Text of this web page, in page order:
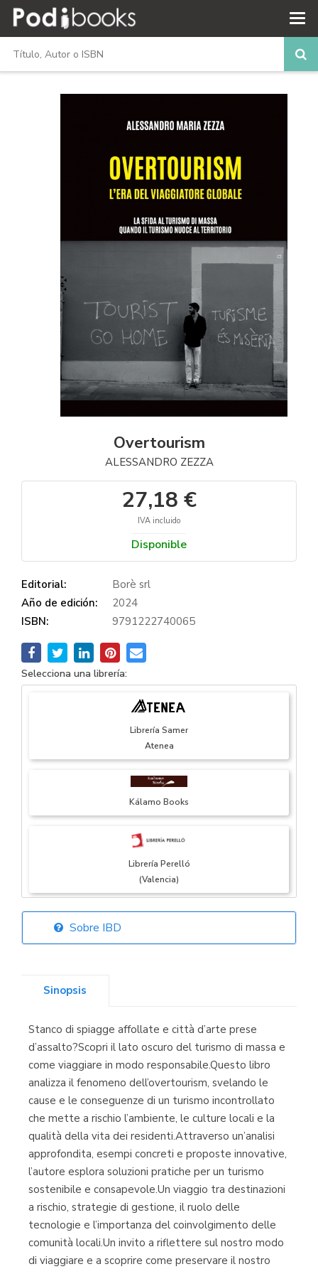
Overtourism
ALESSANDRO ZEZZA
27,18 €
IVA incluido
Disponible
Editorial:
Borè srl
Año de edición:
2024
ISBN:
9791222740065
Selecciona una librería:
Librería Samer
Atenea
Kálamo Books
Librería Perelló
(Valencia)
Librería Elías
Librería Kolima
(Madrid)
Librería Proteo
(Málaga)
Sobre IBD
Sinopsis
Stanco di spiagge affollate e città d’arte prese
d’assalto?Scopri il lato oscuro del turismo di massa e
come viaggiare in modo responsabile.Questo libro
analizza il fenomeno dell’overtourism, svelando le
cause e le conseguenze di un turismo incontrollato
che mette a rischio l’ambiente, le culture locali e la
qualità della vita dei residenti.Attraverso un’analisi
approfondita, esempi concreti e proposte innovative,
l’autore esplora soluzioni pratiche per un turismo
sostenibile e consapevole.Un viaggio tra destinazioni
a rischio, strategie di gestione, il ruolo delle
tecnologie e l’importanza del coinvolgimento delle
comunità locali.Un invito a riflettere sul nostro modo
di viaggiare e a scoprire come preservare il nostro